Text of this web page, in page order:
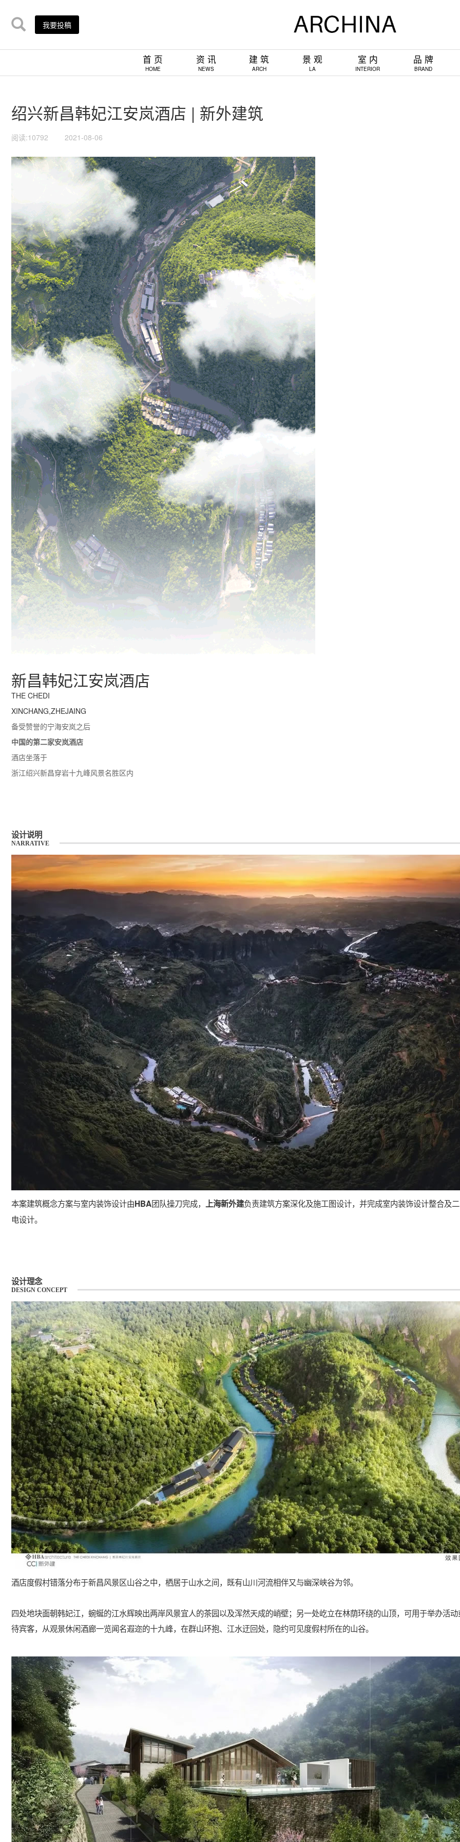
我要投稿
首 页
HOME
资 讯
NEWS
建 筑
ARCH
景 观
LA
室 内
INTERIOR
品 牌
BRAND
绍兴新昌韩妃江安岚酒店 | 新外建筑
阅读:10792 2021-08-06
新昌韩妃江安岚酒店
THE CHEDI
XINCHANG,ZHEJAING
备受赞誉的宁海安岚之后
中国的第二家安岚酒店
酒店坐落于
浙江绍兴新昌穿岩十九峰风景名胜区内
设计说明
NARRATIVE
本案建筑概念方案与室内装饰设计由HBA团队操刀完成， 上海新外建负责建筑方案深化及施工图设计，并完成室内装饰设计整合及
电设计。
设计理念
DESIGN CONCEPT
酒店度假村错落分布于新昌风景区山谷之中，栖居于山水之间，既有山川河流相伴又与幽深峡谷为邻。
四处地块面朝韩妃江，蜿蜒的江水辉映出两岸风景宜人的茶园以及浑然天成的峭壁；另一处屹立在林荫环绕的山顶，可用于举办活
待宾客，从观景休闲酒廊一览闻名遐迩的十九峰，在群山环抱、江水迂回处，隐约可见度假村所在的山谷。